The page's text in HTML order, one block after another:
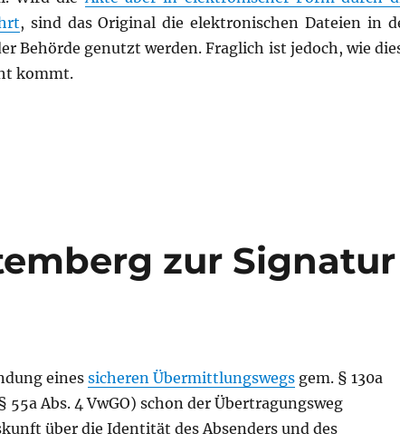
, sind das Original die elektronischen Dateien in
Behörde genutzt werden. Fraglich ist jedoch, wie
kommt.
ins Gericht?“
zur Signatur
eines sicheren Übermittlungswegsgem. § 130a
55a Abs. 4 VwGO) schon der Übertragungsweg
über die Identität des Absenders und des